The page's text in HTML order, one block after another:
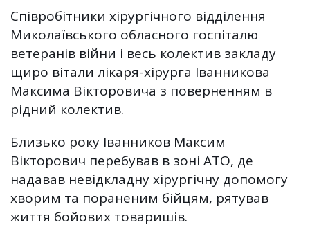
Співробітники хірургічного відділення
Миколаївського обласного госпіталю
ветеранів війни і весь колектив закладу
щиро вітали лікаря-хірурга Іванникова
Максима Вікторовича з поверненням в
рідний колектив.
Близько року Іванников Максим
Вікторович перебував в зоні АТО, де
надавав невідкладну хірургічну допомогу
хворим та пораненим бійцям, рятував
життя бойових товаришів.